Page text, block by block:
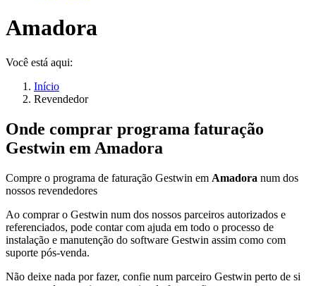
Amadora
Você está aqui:
Início
Revendedor
Onde comprar programa faturação
Gestwin em Amadora
Compre o programa de faturação Gestwin em Amadora num dos
nossos revendedores
Ao comprar o Gestwin num dos nossos parceiros autorizados e
referenciados, pode contar com ajuda em todo o processo de
instalação e manutenção do software Gestwin assim como com
suporte pós-venda.
Não deixe nada por fazer, confie num parceiro Gestwin perto de si